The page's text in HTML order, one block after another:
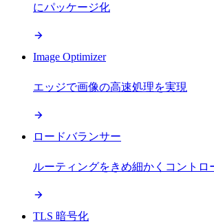
にパッケージ化
Image Optimizer
エッジで画像の高速処理を実現
ロードバランサー
ルーティングをきめ細かくコントロ
TLS 暗号化